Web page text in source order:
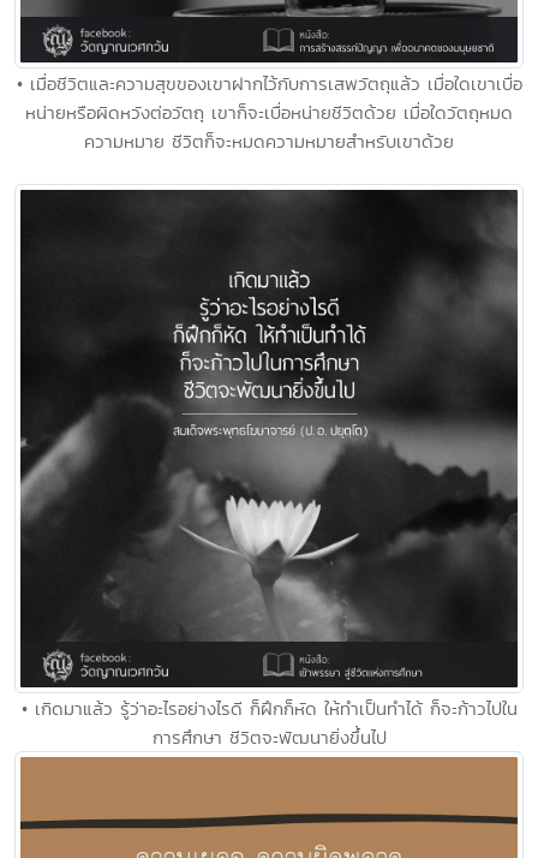
• เมื่อชีวิตและความสุขของเขาฝากไว้กับการเสพวัตถุแล้ว เมื่อใดเขาเบื่อ
หน่ายหรือผิดหวังต่อวัตถุ เขาก็จะเบื่อหน่ายชีวิตด้วย เมื่อใดวัตถุหมด
ความหมาย ชีวิตก็จะหมดความหมายสำหรับเขาด้วย
• เกิดมาแล้ว รู้ว่าอะไรอย่างไรดี ก็ฝึกก็หัด ให้ทำเป็นทำได้ ก็จะก้าวไปใน
การศึกษา ชีวิตจะพัฒนายิ่งขึ้นไป